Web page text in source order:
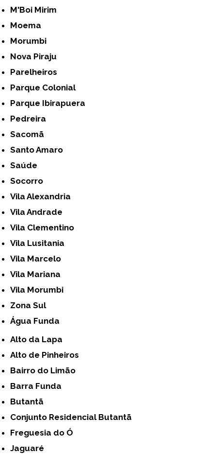
M'Boi Mirim
Moema
Morumbi
Nova Piraju
Parelheiros
Parque Colonial
Parque Ibirapuera
Pedreira
Sacomã
Santo Amaro
Saúde
Socorro
Vila Alexandria
Vila Andrade
Vila Clementino
Vila Lusitania
Vila Marcelo
Vila Mariana
Vila Morumbi
Zona Sul
Água Funda
Alto da Lapa
Alto de Pinheiros
Bairro do Limão
Barra Funda
Butantã
Conjunto Residencial Butantã
Freguesia do Ó
Jaguaré